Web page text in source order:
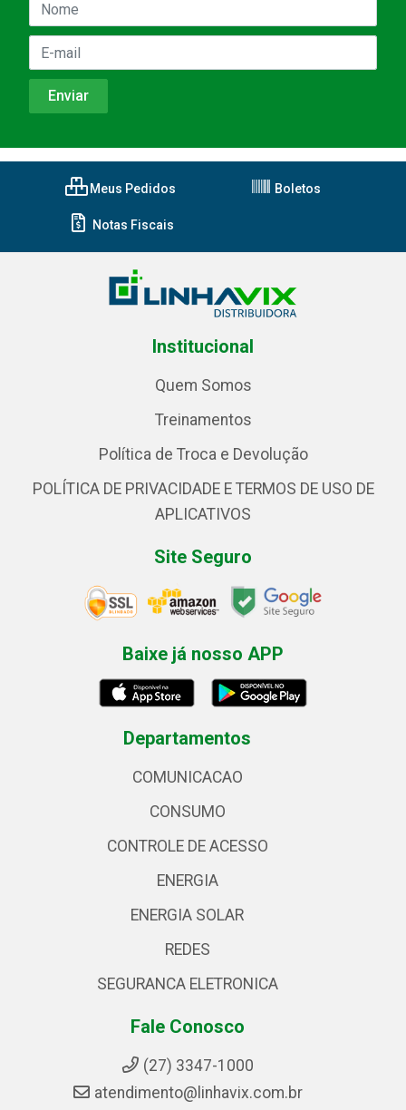
Meus Pedidos Boletos
Notas Fiscais
Institucional
Quem Somos
Treinamentos
Política de Troca e Devolução
POLÍTICA DE PRIVACIDADE E TERMOS DE USO DE
APLICATIVOS
Site Seguro
Baixe já nosso APP
Departamentos
COMUNICACAO
CONSUMO
CONTROLE DE ACESSO
ENERGIA
ENERGIA SOLAR
REDES
SEGURANCA ELETRONICA
Fale Conosco
(27) 3347-1000
atendimento@linhavix.com.br